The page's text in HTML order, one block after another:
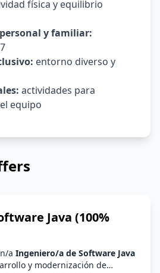
física y equilibrio
y familiar:
entorno diverso y
actividades para
equipo
Java (100%
a Ingeniero/a de Software Java
y modernización de